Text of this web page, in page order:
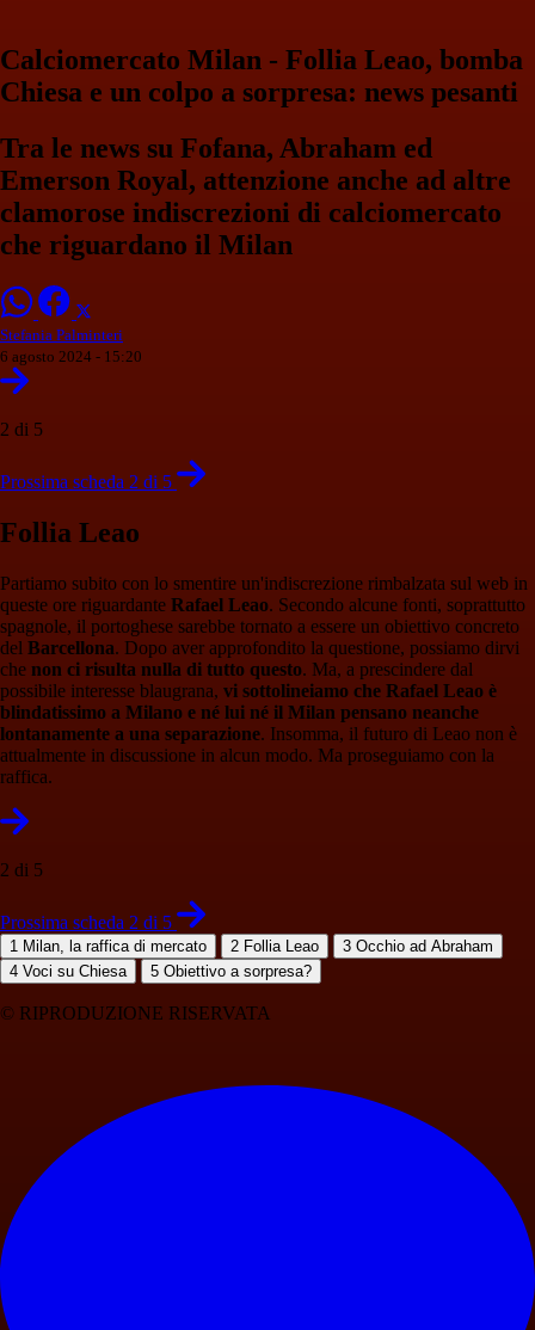
Calciomercato Milan - Follia Leao, bomba
Chiesa e un colpo a sorpresa: news pesanti
Tra le news su Fofana, Abraham ed
Emerson Royal, attenzione anche ad altre
clamorose indiscrezioni di calciomercato
che riguardano il Milan
Stefania Palminteri
6 agosto 2024 - 15:20
2 di 5
Prossima scheda 2 di 5
Follia Leao
Partiamo subito con lo smentire un'indiscrezione rimbalzata sul web in
queste ore riguardante Rafael Leao. Secondo alcune fonti, soprattutto
spagnole, il portoghese sarebbe tornato a essere un obiettivo concreto
del Barcellona. Dopo aver approfondito la questione, possiamo dirvi
che non ci risulta nulla di tutto questo. Ma, a prescindere dal
possibile interesse blaugrana, vi sottolineiamo che Rafael Leao è
blindatissimo a Milano e né lui né il Milan pensano neanche
lontanamente a una separazione. Insomma, il futuro di Leao non è
attualmente in discussione in alcun modo. Ma proseguiamo con la
raffica.
2 di 5
Prossima scheda 2 di 5
1 Milan, la raffica di mercato 2 Follia Leao 3 Occhio ad Abraham
4 Voci su Chiesa 5 Obiettivo a sorpresa?
© RIPRODUZIONE RISERVATA